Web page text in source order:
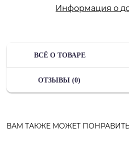
Информация о
ВСЁ О ТОВАРЕ
ОТЗЫВЫ (0)
ВАМ ТАКЖЕ МОЖЕТ